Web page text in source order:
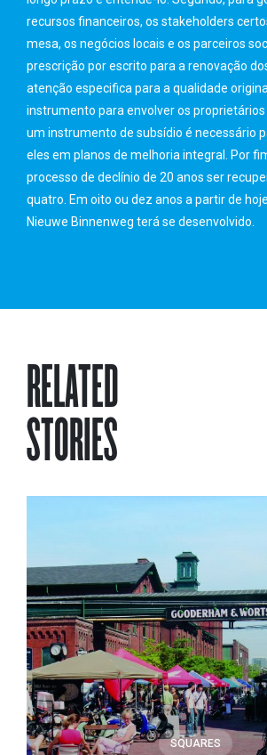
recursos financeiros, os stakeholders
mesa, os negócios locais e os parceiros
prescrição por escrito para a renovação
atenção especifica para a qualidade
instrumento para envolver os
um instrumento de subsídio é necessário
eles em planos de melhoria integral. Por
processo de declínio de 20 anos ser
quatro. Em oito ou dez anos a partir de
Nieuwe Binnenweg terá se desenvolvido.
RELATED
STORIES
SQUARES